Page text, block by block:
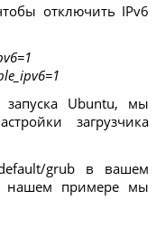
отключить IPv6
Ubuntu, мы
загрузчика
grub в вашем
нашем примере мы